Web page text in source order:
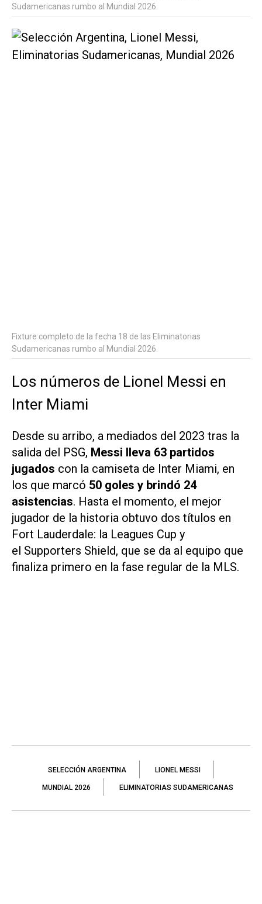
Sudamericanas rumbo al Mundial 2026.
Fixture completo de la fecha 18 de las Eliminatorias
Sudamericanas rumbo al Mundial 2026.
Los números de Lionel Messi en
Inter Miami
Desde su arribo, a mediados del 2023 tras la
salida del PSG, Messi lleva 63 partidos
jugados con la camiseta de Inter Miami, en
los que marcó 50 goles y brindó 24
asistencias. Hasta el momento, el mejor
jugador de la historia obtuvo dos títulos en
Fort Lauderdale: la Leagues Cup y
el Supporters Shield, que se da al equipo que
finaliza primero en la fase regular de la MLS.
SELECCIÓN ARGENTINA LIONEL MESSI
MUNDIAL 2026 ELIMINATORIAS SUDAMERICANAS